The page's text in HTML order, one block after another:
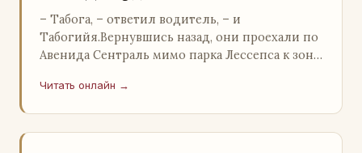
– Табога, – ответил водитель, – и
Табогийя.Вернувшись назад, они проехали по
Авенида Сентраль мимо парка Лессепса к зоне
отель…
Читать онлайн →